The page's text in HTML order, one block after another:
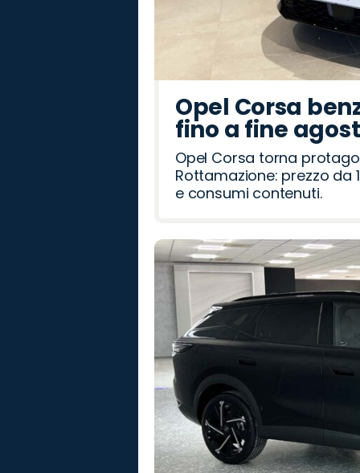
Opel Corsa
fino a fine
Opel Corsa torna
Rottamazione: prezzo da
e consumi contenuti.